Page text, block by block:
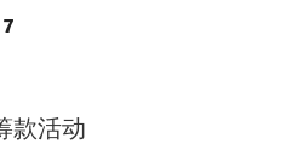
款活动